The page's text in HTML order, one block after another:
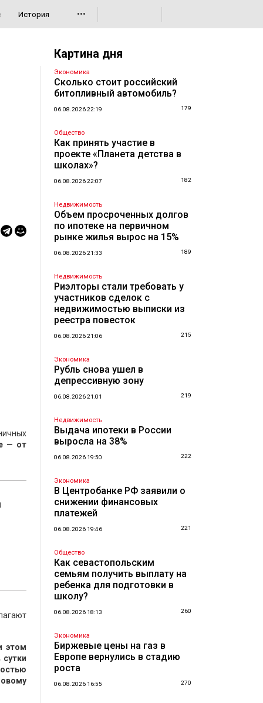
История •••
— от
этом
Картина дня
Экономика
Сколько стоит российский
битопливный автомобиль?
06.08.2026 22:19 179
Общество
Как принять участие в
проекте «Планета детства в
школах»?
06.08.2026 22:07 182
Недвижимость
Объем просроченных долгов
по ипотеке на первичном
рынке жилья вырос на 15%
06.08.2026 21:33 189
Недвижимость
Риэлторы стали требовать у
участников сделок с
недвижимостью выписки из
реестра повесток
06.08.2026 21:06 215
Экономика
Рубль снова ушел в
депрессивную зону
06.08.2026 21:01 219
Недвижимость
Выдача ипотеки в России
выросла на 38%
06.08.2026 19:50 222
Экономика
В Центробанке РФ заявили о
снижении финансовых
платежей
06.08.2026 19:46 221
Общество
Как севастопольским
семьям получить выплату на
ребенка для подготовки в
школу?
06.08.2026 18:13 260
Экономика
Биржевые цены на газ в
Европе вернулись в стадию
роста
06.08.2026 16:55 270